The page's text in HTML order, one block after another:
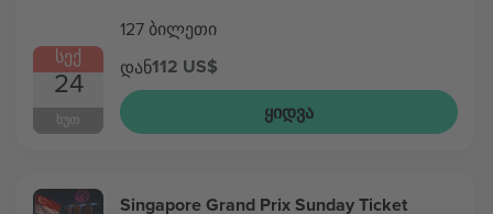
ᲡᲔᲥ
24
ᲮᲣᲗ
127 ბილეთი
დან112 US$
ᲧᲘᲓᲕᲐ
Singapore Grand Prix Sunday Ticket